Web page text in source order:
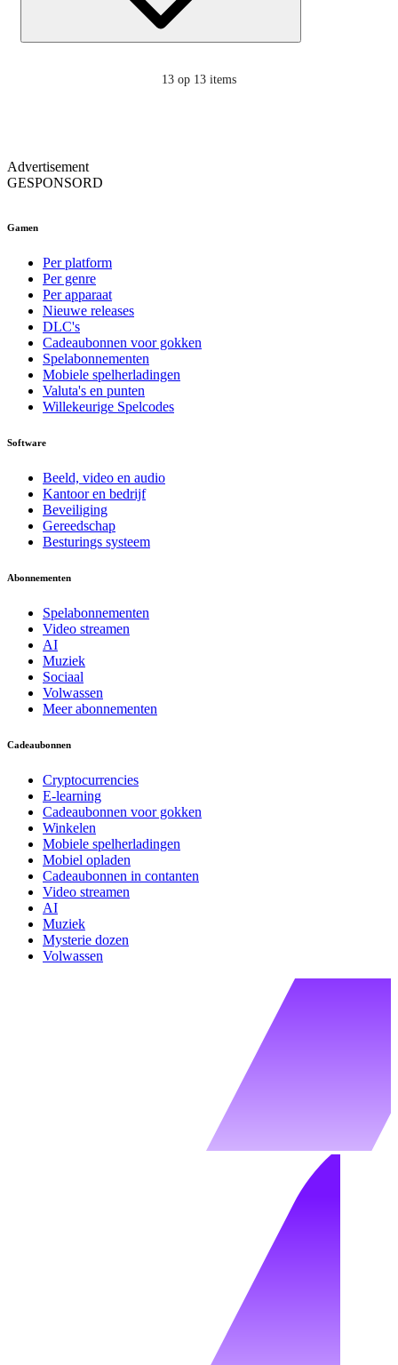
13 op 13 items
Advertisement
GESPONSORD
Gamen
Per platform
Per genre
Per apparaat
Nieuwe releases
DLC's
Cadeaubonnen voor gokken
Spelabonnementen
Mobiele spelherladingen
Valuta's en punten
Willekeurige Spelcodes
Software
Beeld, video en audio
Kantoor en bedrijf
Beveiliging
Gereedschap
Besturings systeem
Abonnementen
Spelabonnementen
Video streamen
AI
Muziek
Sociaal
Volwassen
Meer abonnementen
Cadeaubonnen
Cryptocurrencies
E-learning
Cadeaubonnen voor gokken
Winkelen
Mobiele spelherladingen
Mobiel opladen
Cadeaubonnen in contanten
Video streamen
AI
Muziek
Mysterie dozen
Volwassen